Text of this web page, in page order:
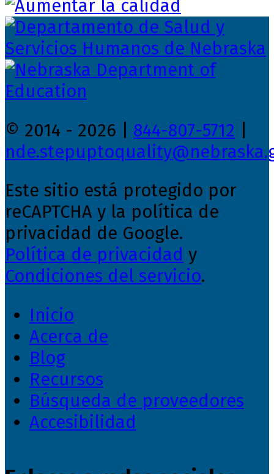
© 2014 - 2026 | 844-807-5712
Este sitio está protegido por
reCAPTCHA y la política de
privacidad de Google.
Política de privacidad y
Condiciones del servicio.
Inicio
Acerca de
Blog
Recursos
Búsqueda de proveedores
Accesibilidad